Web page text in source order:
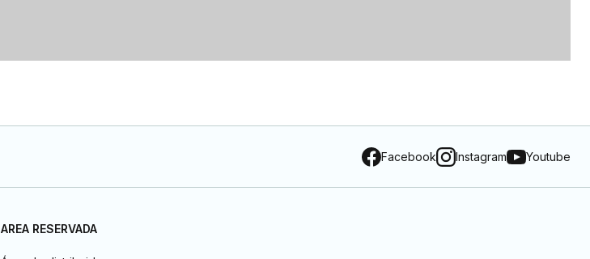
Facebook Instagram Youtube
AREA RESERVADA